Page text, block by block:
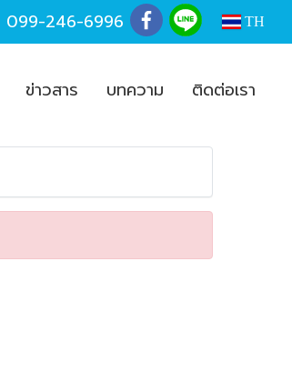
099-246-6996 TH
ข่าวสาร บทความ ติดต่อเรา